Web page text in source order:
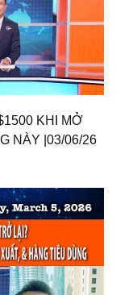
KHI MỞ
NÀY |03/06/26